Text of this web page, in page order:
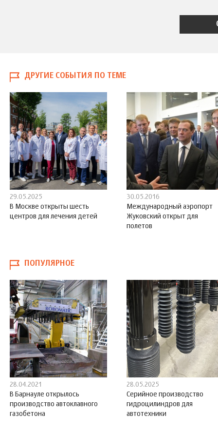
ДРУГИЕ СОБЫТИЯ ПО ТЕМЕ
29.05.2025
В Москве открыты шесть
центров для лечения детей
30.05.2016
Международный аэропорт
Жуковский открыт для
полетов
ПОПУЛЯРНОЕ
28.04.2021
В Барнауле открылось
производство автоклавного
газобетона
28.05.2025
Серийное производство
гидроцилиндров для
автотехники